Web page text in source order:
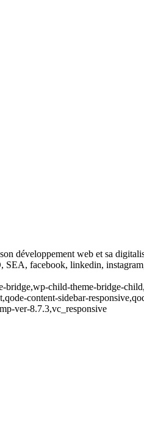
développement web et sa
facebook, linkedin,
bridge,wp-child-theme-bridge-
content-sidebar-
ver-8.7.3,vc_responsive